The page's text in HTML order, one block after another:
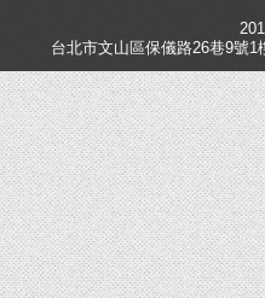
台北市文山區保儀路26巷9號1